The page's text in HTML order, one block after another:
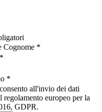
Cognome *
*
*
all'invio dei dati
europeo per la
GDPR.